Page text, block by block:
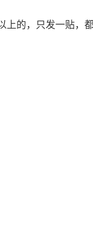
的，只发一贴，